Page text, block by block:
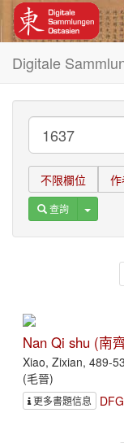
Digitale
不限欄位 作
查詢 Toggle
Nan Qi shu (南
Xiao, Zixian, 489-
(毛晉)
更多書題信息